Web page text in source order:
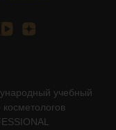
учебный
косметологов